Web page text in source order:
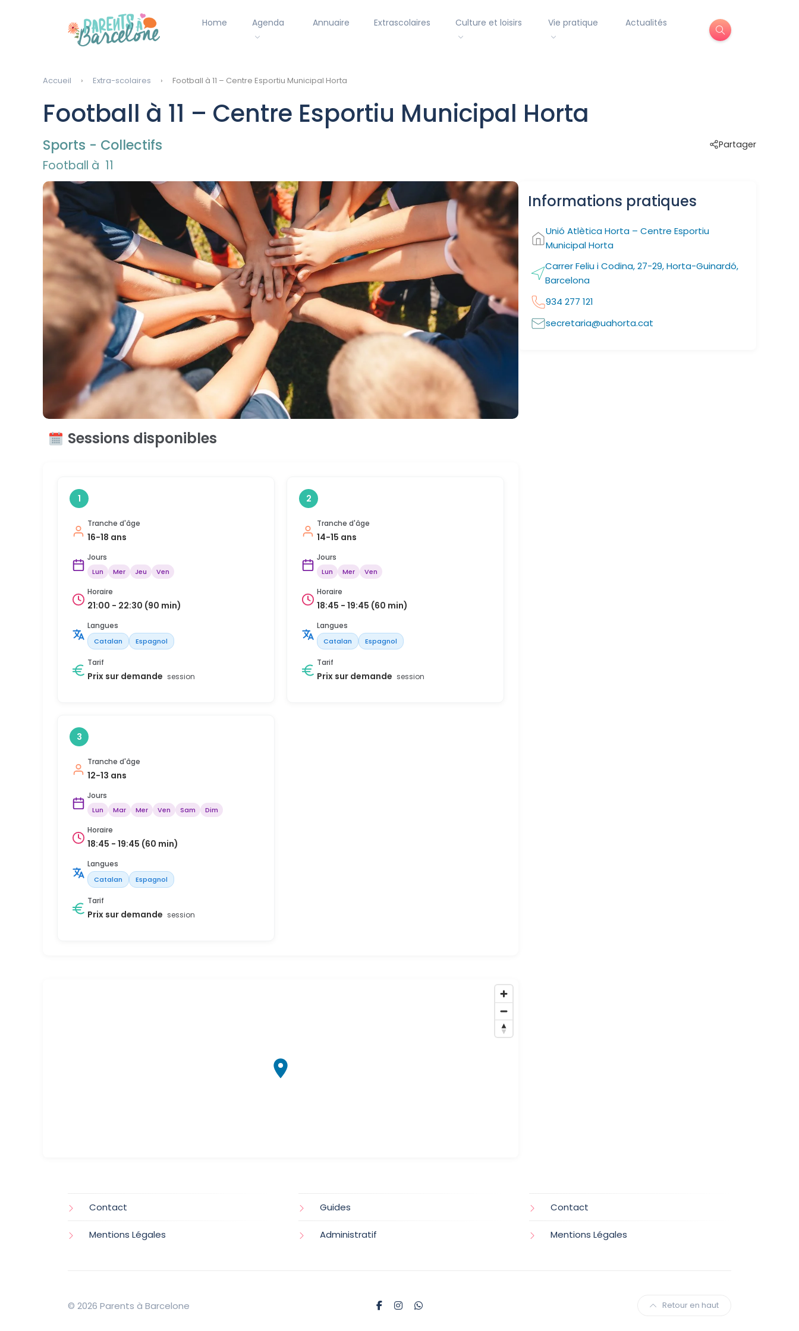
Home Agenda Annuaire Extrascolaires Culture et loisirs Vie pratique Actualités
Accueil Extra-scolaires Football à 11 – Centre Esportiu Municipal Horta
Football à 11 – Centre Esportiu Municipal Horta
Sports - Collectifs Partager
Football à 11
Sessions disponibles
1
Tranche d'âge
16-18 ans
Jours
Lun Mer Jeu Ven
Horaire
21:00 - 22:30 (90 min)
Langues
Catalan Espagnol
Tarif
Prix sur demande session
2
Tranche d'âge
14-15 ans
Jours
Lun Mer Ven
Horaire
18:45 - 19:45 (60 min)
Langues
Catalan Espagnol
Tarif
Prix sur demande session
3
Tranche d'âge
12-13 ans
Jours
Lun Mar Mer Ven Sam Dim
Horaire
18:45 - 19:45 (60 min)
Langues
Catalan Espagnol
Tarif
Prix sur demande session
Informations pratiques
Unió Atlètica Horta – Centre Esportiu
Municipal Horta
Carrer Feliu i Codina, 27-29, Horta-Guinardó,
Barcelona
934 277 121
secretaria@uahorta.cat
Contact
Mentions Légales
Guides
Administratif
Contact
Mentions Légales
© 2026 Parents à Barcelone Retour en haut